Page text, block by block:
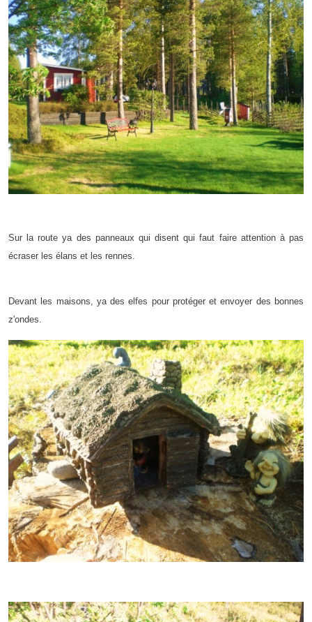
Sur la route ya des panneaux qui disent qui faut faire attention à pas
écraser les élans et les rennes.
Devant les maisons, ya des elfes pour protéger et envoyer des bonnes
z'ondes.